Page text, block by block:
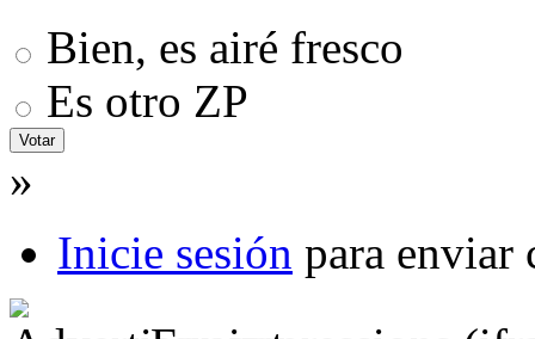
Bien, es airé fresco
Es otro ZP
»
Inicie sesión para enviar